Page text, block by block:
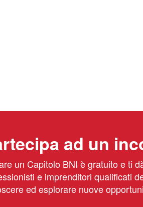
ad un
un Capitolo BNI è gratuito e ti
e imprenditori qualificati
ed esplorare nuove